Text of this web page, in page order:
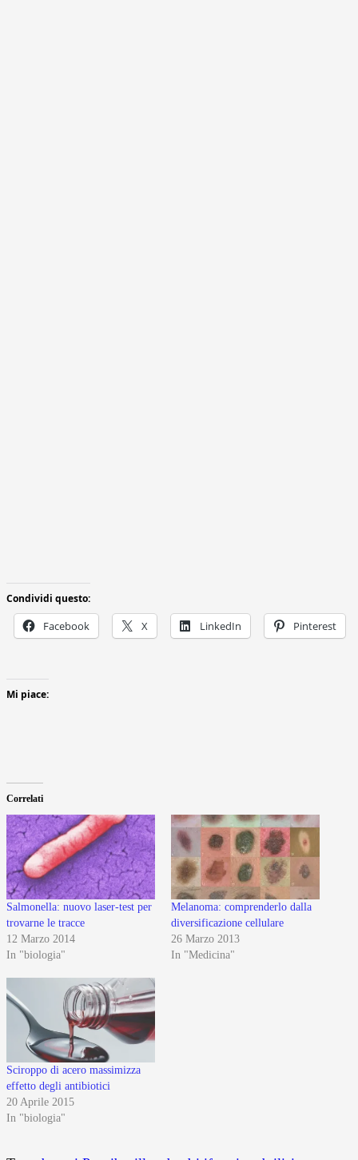
Condividi questo:
Facebook X LinkedIn Pinterest
Mi piace:
Correlati
Salmonella: nuovo laser-test per
trovarne le tracce
12 Marzo 2014
In "biologia"
Melanoma: comprenderlo dalla
diversificazione cellulare
26 Marzo 2013
In "Medicina"
Sciroppo di acero massimizza
effetto degli antibiotici
20 Aprile 2015
In "biologia"